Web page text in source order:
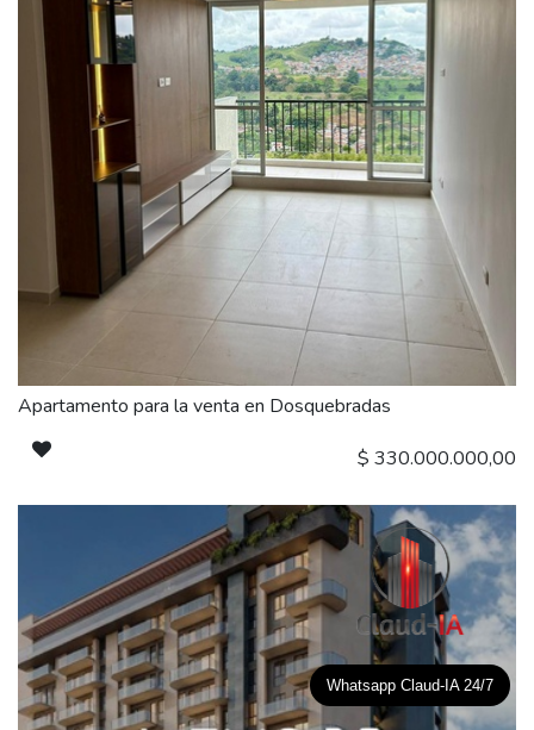
Apartamento para la venta en Dosquebradas
$ 330.000.000,00
Whatsapp Claud-IA 24/7